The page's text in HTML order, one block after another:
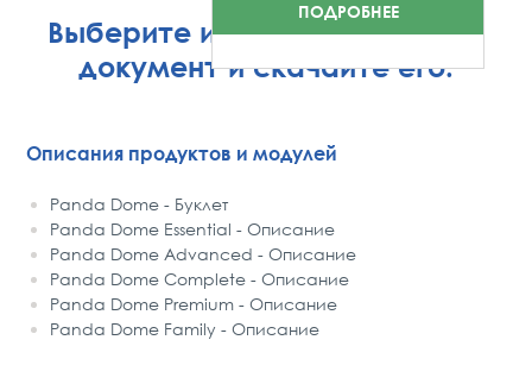
ПОДРОБНЕЕ
Выберите интересующий Вас
документ и скачайте его.
Описания продуктов и модулей
Panda Dome - Буклет
Panda Dome Essential - Описание
Panda Dome Advanced - Описание
Panda Dome Complete - Описание
Panda Dome Premium - Описание
Panda Dome Family - Описание